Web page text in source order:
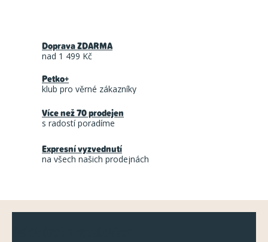
d
p
r
k
Doprava ZDARMA
nad 1 499 Kč
Petko+
klub pro věrné zákazníky
Více než 70 prodejen
s radostí poradíme
Expresní vyzvednutí
na všech našich prodejnách